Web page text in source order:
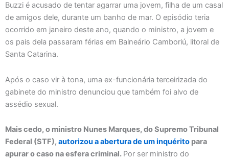
Buzzi é acusado de tentar agarrar uma jovem, filha de um casal
de amigos dele, durante um banho de mar. O episódio teria
ocorrido em janeiro deste ano, quando o ministro, a jovem e
os pais dela passaram férias em Balneário Camboriú, litoral de
Santa Catarina.
Após o caso vir à tona, uma ex-funcionária terceirizada do
gabinete do ministro denunciou que também foi alvo de
assédio sexual.
Mais cedo, o ministro Nunes Marques, do Supremo Tribunal
Federal (STF), autorizou a abertura de um inquérito para
apurar o caso na esfera criminal. Por ser ministro do